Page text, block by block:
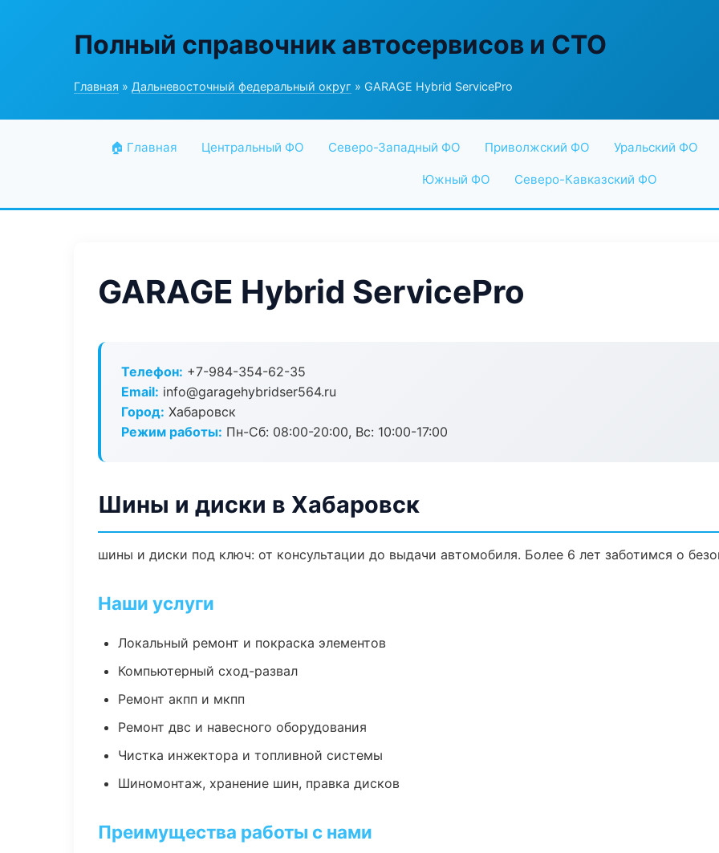
Полный справочник автосервисов и СТО
Главная » Дальневосточный федеральный округ » GARAGE Hybrid ServicePro
🏠 Главная Центральный ФО Северо-Западный ФО Приволжский ФО Уральский ФО
Южный ФО Северо-Кавказский ФО
GARAGE Hybrid ServicePro
Телефон: +7-984-354-62-35
Email: info@garagehybridser564.ru
Город: Хабаровск
Режим работы: Пн-Сб: 08:00-20:00, Вс: 10:00-17:00
Шины и диски в Хабаровск
шины и диски под ключ: от консультации до выдачи автомобиля. Более 6 лет заботимся о
Наши услуги
Локальный ремонт и покраска элементов
Компьютерный сход-развал
Ремонт акпп и мкпп
Ремонт двс и навесного оборудования
Чистка инжектора и топливной системы
Шиномонтаж, хранение шин, правка дисков
Преимущества работы с нами